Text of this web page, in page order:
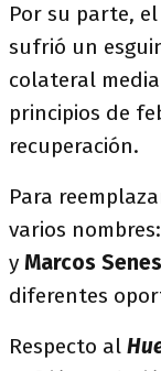
Por su parte,
sufrió un
colateral
principios de
recuperación.
Para
varios nombres:
y Marcos
diferentes
Respecto al